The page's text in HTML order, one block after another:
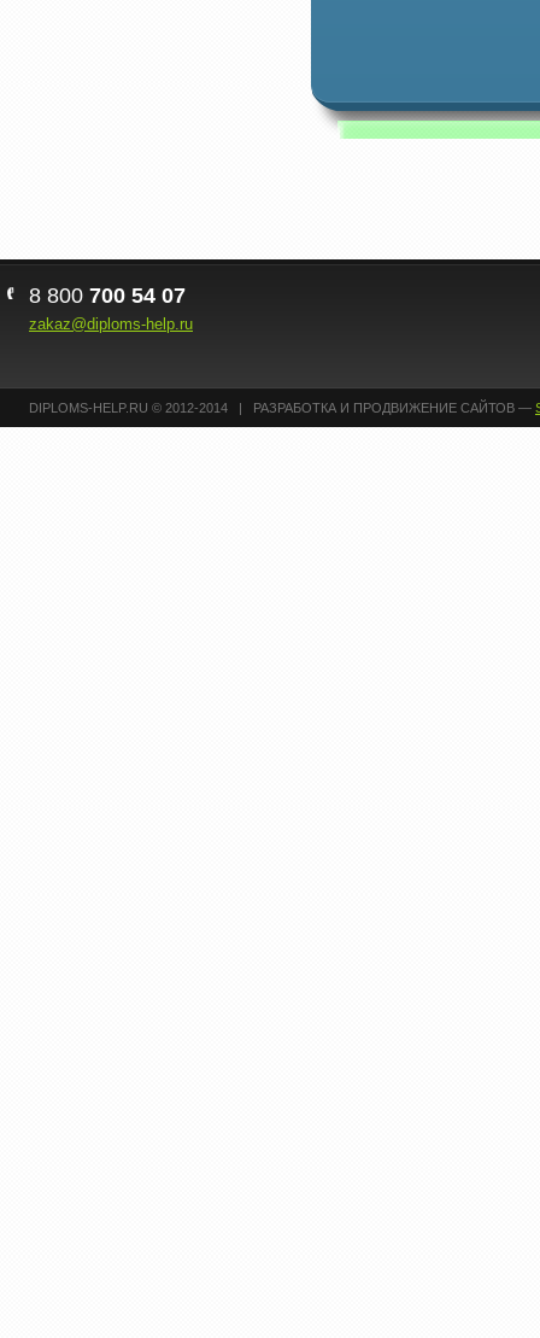
8 800 700 54 07
zakaz@diploms-help.ru
DIPLOMS-HELP.RU © 2012-2014 | РАЗРАБОТКА И ПРОДВИЖЕНИЕ САЙТОВ —